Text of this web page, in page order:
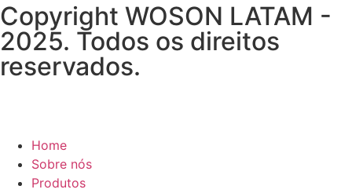
Copyright WOSON LATAM -
2025. Todos os direitos
reservados.
Home
Sobre nós
Produtos